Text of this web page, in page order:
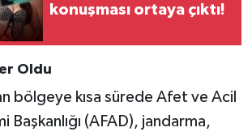
konuşması ortaya çıktı!
Oldu
bölgeye kısa sürede Afet ve Acil
Başkanlığı (AFAD), jandarma,